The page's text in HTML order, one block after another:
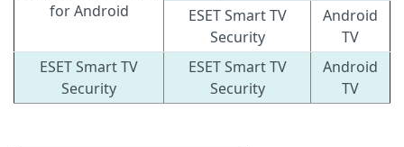
for Android
ESET Smart TV
Security
Android
TV
ESET Smart TV
Security
ESET Smart TV
Security
Android
TV